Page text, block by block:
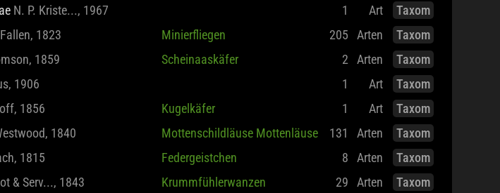
N. P. Kriste..., 1967 1 Art
Taxom
Fallen, 1823 Minierfliegen 205 Arten
Taxom
1859 Scheinaaskäfer 2 Arten
Taxom
1906 1 Art
Taxom
1856 Kugelkäfer 1 Art
Taxom
1840 Mottenschildläuse Mottenläuse 131 Arten
Taxom
1815 Federgeistchen 8 Arten
Taxom
& Serv..., 1843 Krummfühlerwanzen 29 Arten
Taxom